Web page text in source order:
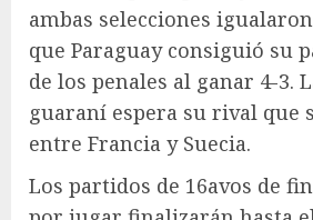
ambas selecciones
que Paraguay consiguió su
de los penales al ganar 4-3.
guaraní espera su rival que
entre Francia y Suecia.
Los partidos de 16avos de